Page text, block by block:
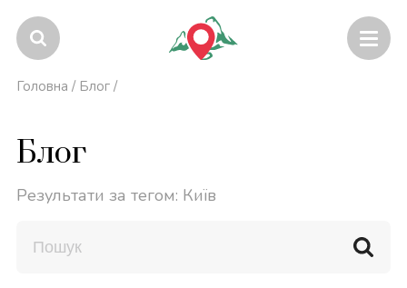
Головна / Блог /
Блог
Результати за тегом: Київ